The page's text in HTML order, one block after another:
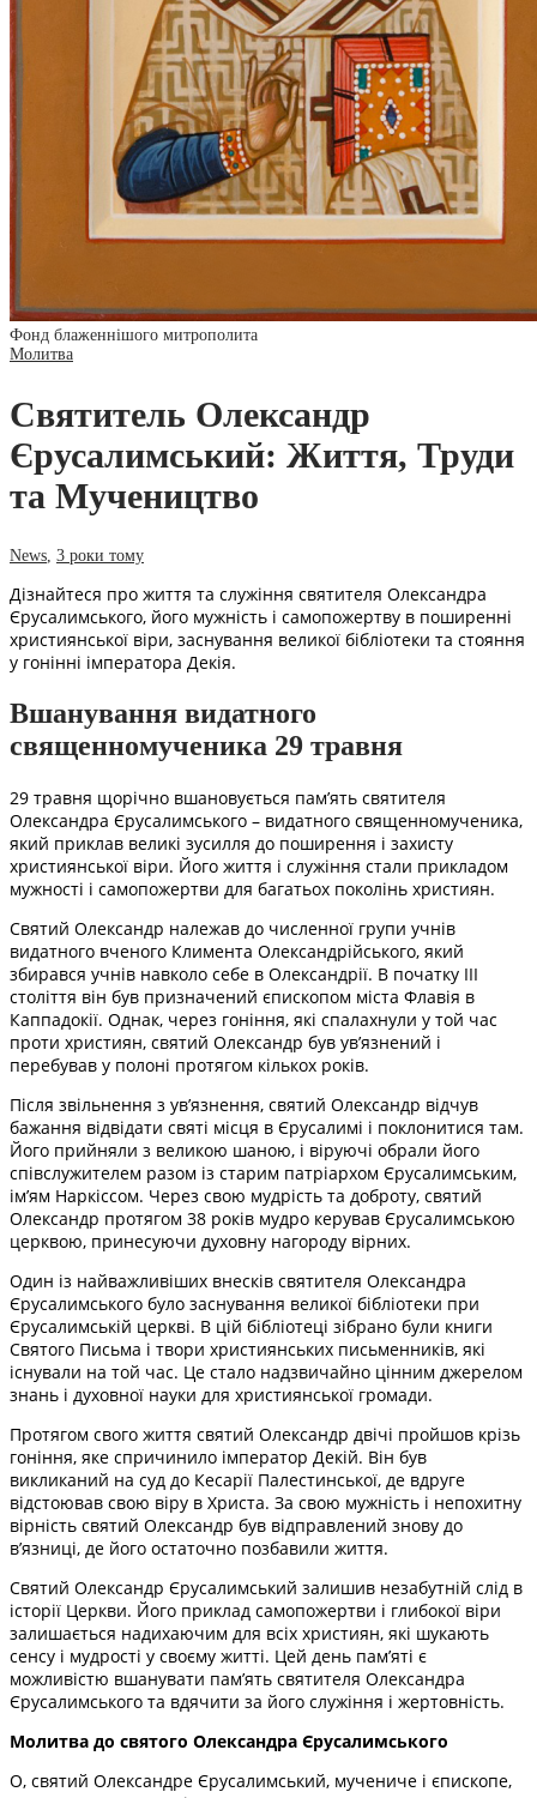
Фонд блаженнішого митрополита
Молитва
Святитель Олександр
Єрусалимський: Життя, Труди
та Мучеництво
News 3 роки тому
Дізнайтеся про життя та служіння святителя Олександра
Єрусалимського, його мужність і самопожертву в поширенні
християнської віри, заснування великої бібліотеки та стояння
у гонінні імператора Декія.
Вшанування видатного
священномученика 29 травня
29 травня щорічно вшановується пам’ять святителя
Олександра Єрусалимського – видатного священномученика,
який приклав великі зусилля до поширення і захисту
християнської віри. Його життя і служіння стали прикладом
мужності і самопожертви для багатьох поколінь християн.
Святий Олександр належав до численної групи учнів
видатного вченого Климента Олександрійського, який
збирався учнів навколо себе в Олександрії. В початку III
століття він був призначений єпископом міста Флавія в
Каппадокії. Однак, через гоніння, які спалахнули у той час
проти християн, святий Олександр був ув’язнений і
перебував у полоні протягом кількох років.
Після звільнення з ув’язнення, святий Олександр відчув
бажання відвідати святі місця в Єрусалимі і поклонитися там.
Його прийняли з великою шаною, і віруючі обрали його
співслужителем разом із старим патріархом Єрусалимським,
ім’ям Наркіссом. Через свою мудрість та доброту, святий
Олександр протягом 38 років мудро керував Єрусалимською
церквою, принесуючи духовну нагороду вірних.
Один із найважливіших внесків святителя Олександра
Єрусалимського було заснування великої бібліотеки при
Єрусалимській церкві. В цій бібліотеці зібрано були книги
Святого Письма і твори християнських письменників, які
існували на той час. Це стало надзвичайно цінним джерелом
знань і духовної науки для християнської громади.
Протягом свого життя святий Олександр двічі пройшов крізь
гоніння, яке спричинило імператор Декій. Він був
викликаний на суд до Кесарії Палестинської, де вдруге
відстоював свою віру в Христа. За свою мужність і непохитну
вірність святий Олександр був відправлений знову до
в’язниці, де його остаточно позбавили життя.
Святий Олександр Єрусалимський залишив незабутній слід в
історії Церкви. Його приклад самопожертви і глибокої віри
залишається надихаючим для всіх християн, які шукають
сенсу і мудрості у своєму житті. Цей день пам’яті є
можливістю вшанувати пам’ять святителя Олександра
Єрусалимського та вдячити за його служіння і жертовність.
Молитва до святого Олександра Єрусалимського
О, святий Олександре Єрусалимський, мучениче і єпископе,